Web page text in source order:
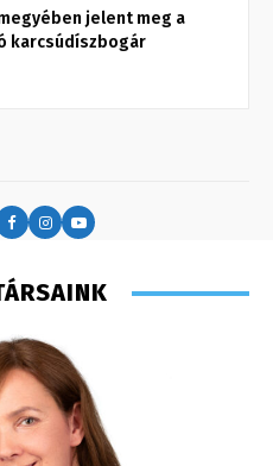
jelent meg a
karcsúdíszbogár